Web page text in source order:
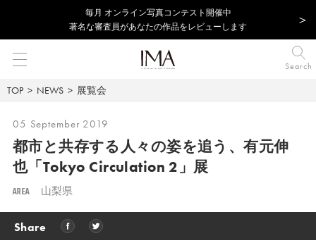
毎⽉ オンライン写真コンテスト開催中
著名な審査員があなたの作品をレビューします
Search
TOP NEWS 展覧会
05 September 2019
都市と共存する人々の姿を追う、有元伸
也「Tokyo Circulation 2」展
AREA 山梨県
Share